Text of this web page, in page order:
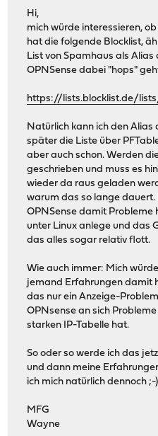
Hi,
mich würde interessieren,
hat die folgende Blocklist,
List von Spamhaus als Alias
OPNSense dabei "hops"
https://lists.blocklist.de/
Natürlich kann ich den Alias
später die Liste über
aber auch schon. Werden
geschrieben und muss es
wieder da raus geladen
warum das so lange dauert.
OPNSense damit Probleme
unter Linux anlege und das
das alles sogar relativ flott.
Wie auch immer: Mich
jemand Erfahrungen damit
das nur ein Anzeige-
OPNsense an sich
starken IP-Tabelle hat.
So oder so werde ich das
und dann meine
ich mich natürlich dennoch ;-)
MFG
Wayne